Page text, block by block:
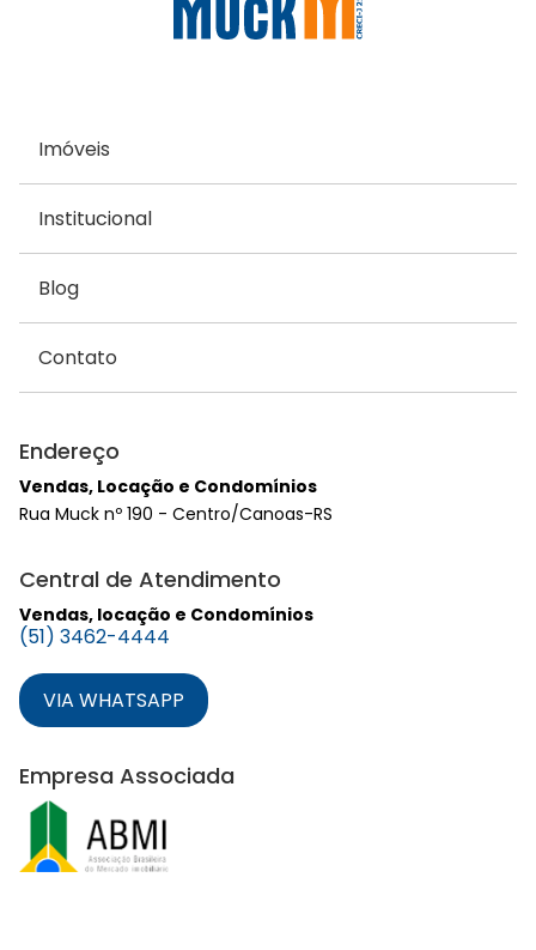
Imóveis
Institucional
Blog
Contato
Endereço
Vendas, Locação e Condomínios
Rua Muck nº 190 - Centro/Canoas-RS
Central de Atendimento
Vendas, locação e Condomínios
(51) 3462-4444
VIA WHATSAPP
Empresa Associada